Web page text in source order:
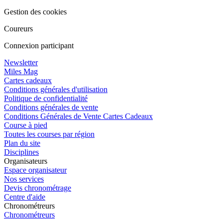
Gestion des cookies
Coureurs
Connexion participant
Newsletter
Miles Mag
Cartes cadeaux
Conditions générales d'utilisation
Politique de confidentialité
Conditions générales de vente
Conditions Générales de Vente Cartes Cadeaux
Course à pied
Toutes les courses par région
Plan du site
Disciplines
Organisateurs
Espace organisateur
Nos services
Devis chronométrage
Centre d'aide
Chronométreurs
Chronométreurs